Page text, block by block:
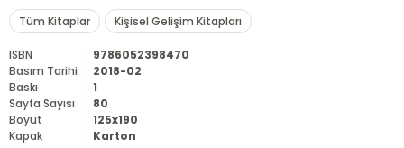
Tüm Kitaplar Kişisel Gelişim Kitapları
ISBN : 9786052398470
Basım Tarihi : 2018-02
Baskı
: 1
Sayfa Sayısı
: 80
Boyut
: 125x190
Kapak
: Karton